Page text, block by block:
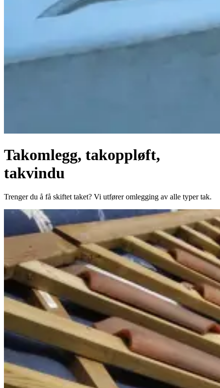
Takomlegg, takoppløft,
takvindu
Trenger du å få skiftet taket? Vi utfører omlegging av alle typer tak.